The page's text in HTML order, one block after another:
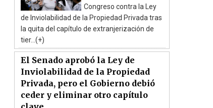
Congreso contra la Ley
de Inviolabilidad de la Propiedad Privada tras
la quita del capítulo de extranjerización de
tier...(+)
El Senado aprobó la Ley de
Inviolabilidad de la Propiedad
Privada, pero el Gobierno debió
ceder y eliminar otro capítulo